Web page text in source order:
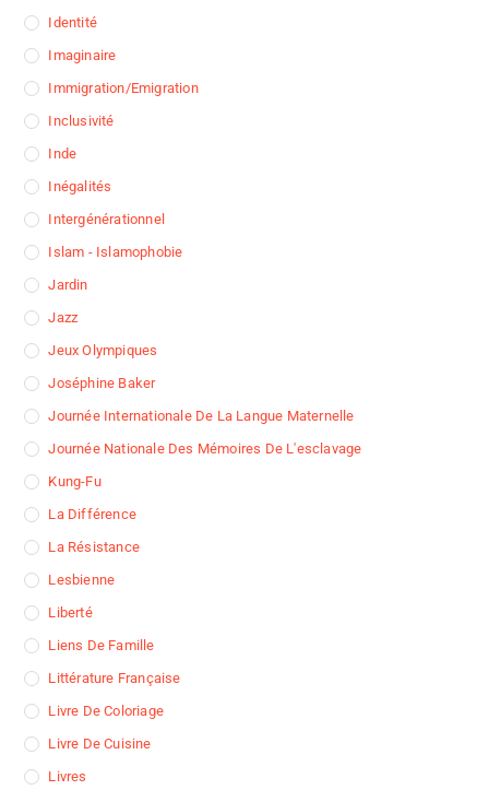
Identité
Imaginaire
Immigration/Emigration
Inclusivité
Inde
Inégalités
Intergénérationnel
Islam - Islamophobie
Jardin
Jazz
Jeux Olympiques
Joséphine Baker
Journée Internationale De La Langue Maternelle
Journée Nationale Des Mémoires De L'esclavage
Kung-Fu
La Différence
La Résistance
Lesbienne
Liberté
Liens De Famille
Littérature Française
Livre De Coloriage
Livre De Cuisine
Livres